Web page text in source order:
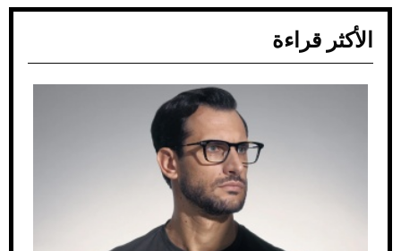
الأكثر قراءة